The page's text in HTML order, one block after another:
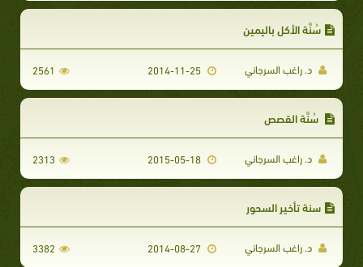
سُنَّة الأكل باليمين
د. راغب السرجاني 2014-11-25
2561
سُنَّة القصص
د. راغب السرجاني 2015-05-18
2313
سنة تأخير السحور
د. راغب السرجاني 3382